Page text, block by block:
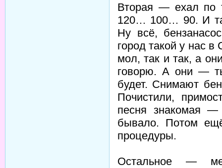
Вторая — ехал по
120… 100… 90. И
Ну всё,
город такой у нас
мол, так и так, а
говорю. А они —
будет. Снимают
Почистили,
песня знакомая
бывало. Потом
процедуры.
Остальное —